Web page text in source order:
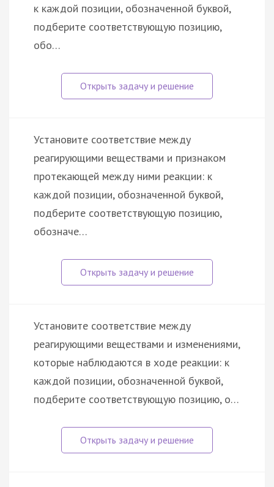
к каждой позиции, обозначенной буквой,
подберите соответствующую позицию,
обо…
Установите соответствие между
реагирующими веществами и признаком
протекающей между ними реакции: к
каждой позиции, обозначенной буквой,
подберите соответствующую позицию,
обозначе…
Установите соответствие между
реагирующими веществами и изменениями,
которые наблюдаются в ходе реакции: к
каждой позиции, обозначенной буквой,
подберите соответствующую позицию, о…